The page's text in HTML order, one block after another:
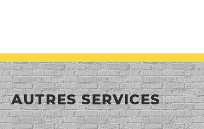
AUTRES SERVICES